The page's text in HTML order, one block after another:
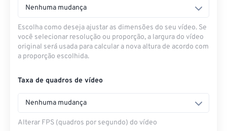
Nenhuma mudança
Escolha como deseja ajustar as dimensões do seu vídeo. Se
você selecionar resolução ou proporção, a largura do vídeo
original será usada para calcular a nova altura de acordo com
a proporção escolhida.
Taxa de quadros de vídeo
Nenhuma mudança
Alterar FPS (quadros por segundo) do vídeo